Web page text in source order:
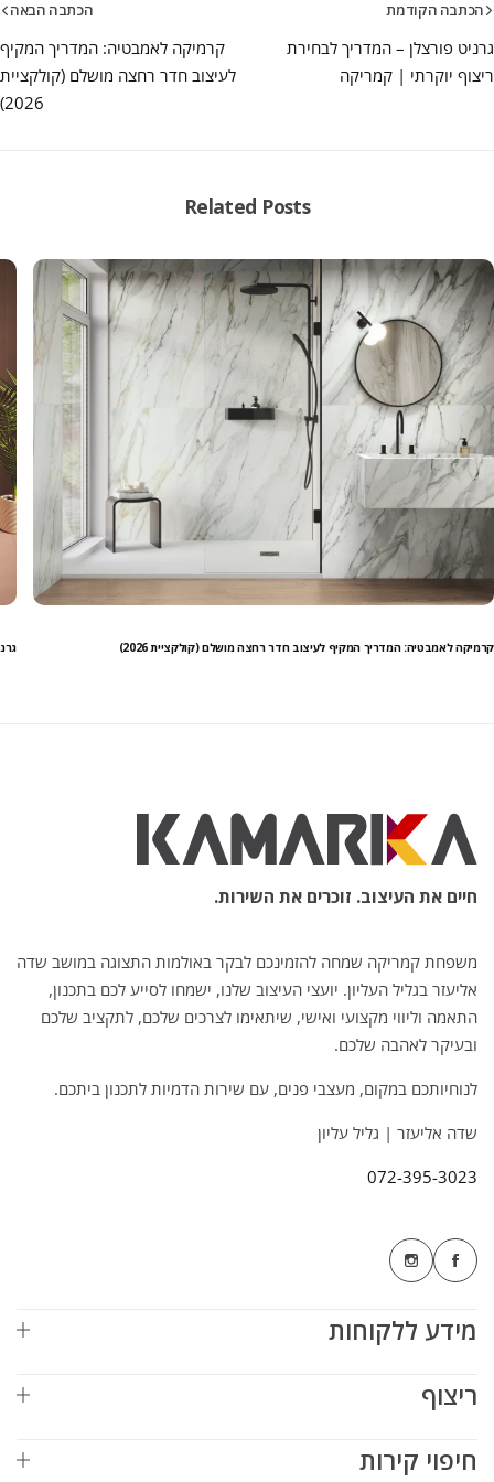
הכתבה הקודמת
גרניט פורצלן – המדריך לבחירת
ריצוף יוקרתי | קמריקה
הכתבה הבאה
קרמיקה לאמבטיה: המדריך המקיף
לעיצוב חדר רחצה מושלם (קולקציית
2026)
Related Posts
קרמיקה לאמבטיה: המדריך המקיף לעיצוב חדר רחצה מושלם (קולקציית 2026)
חיים את העיצוב. זוכרים את השירות.
משפחת קמריקה שמחה להזמינכם לבקר באולמות התצוגה במושב שדה
אליעזר בגליל העליון. יועצי העיצוב שלנו, ישמחו לסייע לכם בתכנון,
התאמה וליווי מקצועי ואישי, שיתאימו לצרכים שלכם, לתקציב שלכם
ובעיקר לאהבה שלכם.
לנוחיותכם במקום, מעצבי פנים, עם שירות הדמיות לתכנון ביתכם.
שדה אליעזר | גליל עליון
072-395-3023
מידע ללקוחות
ריצוף
חיפוי קירות